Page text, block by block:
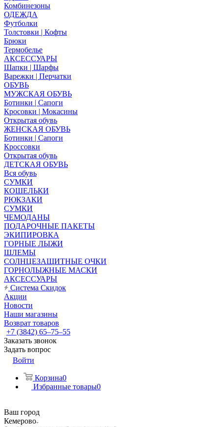
Комбинезоны
ОДЕЖДА
Футболки
Толстовки | Кофты
Брюки
Термобелье
АКСЕССУАРЫ
Шапки | Шарфы
Варежки | Перчатки
ОБУВЬ
МУЖСКАЯ ОБУВЬ
Ботинки | Сапоги
Кросовки | Мокасины
Открытая обувь
ЖЕНСКАЯ ОБУВЬ
Ботинки | Сапоги
Кроссовки
Открытая обувь
ДЕТСКАЯ ОБУВЬ
Вся обувь
СУМКИ
КОШЕЛЬКИ
РЮКЗАКИ
СУМКИ
ЧЕМОДАНЫ
ПОДАРОЧНЫЕ ПАКЕТЫ
ЭКИПИРОВКА
ГОРНЫЕ ЛЫЖИ
ШЛЕМЫ
СОЛНЦЕЗАЩИТНЫЕ ОЧКИ
ГОРНОЛЫЖНЫЕ МАСКИ
АКСЕССУАРЫ
Система Скидок
Акции
Новости
Наши магазины
Возврат товаров
+7 (3842) 65–75–55
Заказать звонок
Задать вопрос
Войти
Корзина0
Избранные товары0
Ваш город
Кемерово